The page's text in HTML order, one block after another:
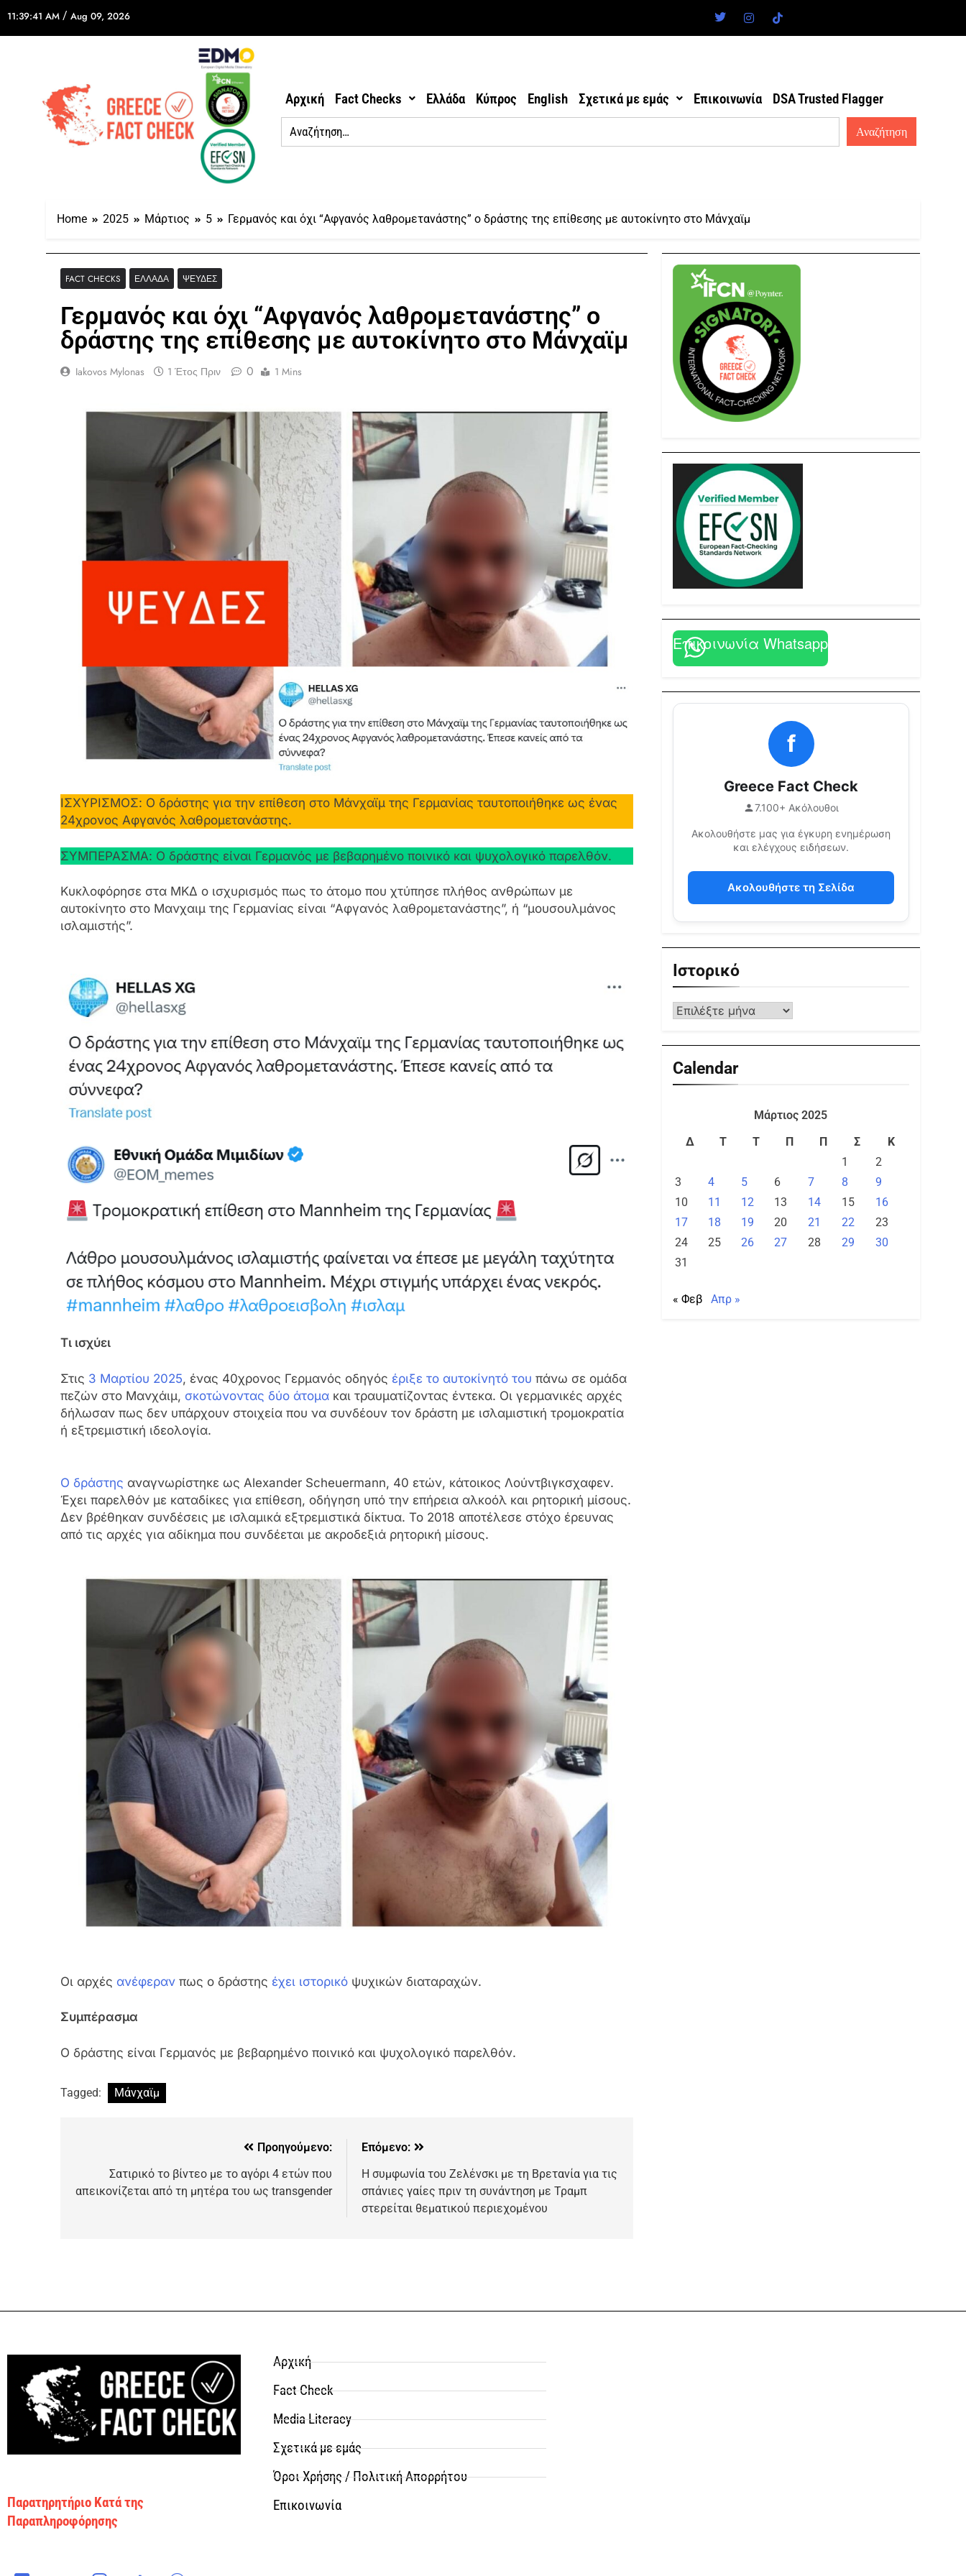
11:39:41 AM / Aug 09, 2026
Αρχική Fact Checks Ελλάδα Κύπρος English Σχετικά με εμάς Επικοινωνία DSA Trusted Flagger
Home 2025 Μάρτιος 5 Γερμανός και όχι “Αφγανός λαθρομετανάστης” ο δράστης της επίθεσης με αυτοκίνητο στο Μάνχαϊμ
FACT CHECKS ΕΛΛΆΔΑ ΨΕΥΔΈΣ
Γερμανός και όχι “Αφγανός λαθρομετανάστης” ο
δράστης της επίθεσης με αυτοκίνητο στο Μάνχαϊμ
Iakovos Mylonas 1 Έτος Πριν 0 1 Mins
ΙΣΧΥΡΙΣΜΟΣ: Ο δράστης για την επίθεση στο Μάνχαϊμ της Γερμανίας ταυτοποιήθηκε ως ένας
24χρονος Αφγανός λαθρομετανάστης.
ΣΥΜΠΕΡΑΣΜΑ: Ο δράστης είναι Γερμανός με βεβαρημένο ποινικό και ψυχολογικό παρελθόν.
Κυκλοφόρησε στα ΜΚΔ ο ισχυρισμός πως το άτομο που χτύπησε πλήθος ανθρώπων με
αυτοκίνητο στο Μανχαιμ της Γερμανίας είναι “Αφγανός λαθρομετανάστης”, ή “μουσουλμάνος
ισλαμιστής”.
Τι ισχύει
Στις 3 Μαρτίου 2025, ένας 40χρονος Γερμανός οδηγός έριξε το αυτοκίνητό του πάνω σε ομάδα
πεζών στο Μανχάιμ, σκοτώνοντας δύο άτομα και τραυματίζοντας έντεκα. Οι γερμανικές αρχές
δήλωσαν πως δεν υπάρχουν στοιχεία που να συνδέουν τον δράστη με ισλαμιστική τρομοκρατία
ή εξτρεμιστική ιδεολογία.
Ο δράστης αναγνωρίστηκε ως Alexander Scheuermann, 40 ετών, κάτοικος Λούντβιγκσχαφεν.
Έχει παρελθόν με καταδίκες για επίθεση, οδήγηση υπό την επήρεια αλκοόλ και ρητορική μίσους.
Δεν βρέθηκαν συνδέσεις με ισλαμικά εξτρεμιστικά δίκτυα. Το 2018 αποτέλεσε στόχο έρευνας
από τις αρχές για αδίκημα που συνδέεται με ακροδεξιά ρητορική μίσους.
Οι αρχές ανέφεραν πως ο δράστης έχει ιστορικό ψυχικών διαταραχών.
Συμπέρασμα
Ο δράστης είναι Γερμανός με βεβαρημένο ποινικό και ψυχολογικό παρελθόν.
Tagged: Μάνχαϊμ
Προηγούμενο:
Σατιρικό το βίντεο με το αγόρι 4 ετών που
απεικονίζεται από τη μητέρα του ως transgender
Επόμενο:
Η συμφωνία του Ζελένσκι με τη Βρετανία για τις
σπάνιες γαίες πριν τη συνάντηση με Τραμπ
στερείται θεματικού περιεχομένου
Επικοινωνία Whatsapp
f
Greece Fact Check
7.100+ Ακόλουθοι
Ακολουθήστε μας για έγκυρη ενημέρωση
και ελέγχους ειδήσεων.
Ακολουθήστε τη Σελίδα
Ιστορικό
Calendar
Μάρτιος 2025
Δ
Τ Τ Π Π Σ
Κ
1
2
3
4 5 6 7 8
9
10
11 12 13 14 15
16
17
18 19 20 21 22
23
24
25 26 27 28 29
30
31
« Φεβ Απρ »
Παρατηρητήριο Κατά της
Παραπληροφόρησης
Αρχική
Fact Check
Media Literacy
Σχετικά με εμάς
Όροι Χρήσης / Πολιτική Απορρήτου
Επικοινωνία